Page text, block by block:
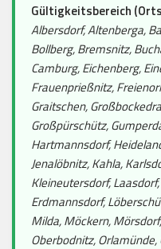
Gültigkeitsbereich
Albersdorf, Altenberga,
Bollberg, Bremsnitz,
Camburg, Eichenberg,
Frauenprießnitz,
Graitschen,
Großpürschütz,
Hartmannsdorf,
Jenalöbnitz, Kahla,
Kleineutersdorf,
Erdmannsdorf,
Milda, Möckern,
Oberbodnitz,